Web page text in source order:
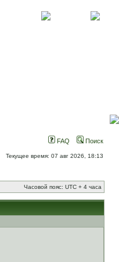
FAQ Поиск
Текущее время: 07 авг 2026, 18:13
Часовой пояс: UTC + 4 часа